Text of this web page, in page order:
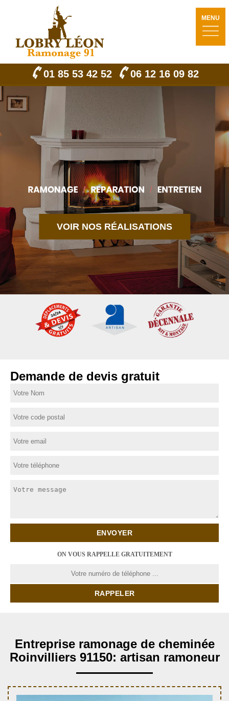
MENU
01 85 53 42 52 06 12 16 09 82
VOIR NOS RÉALISATIONS
Demande de devis gratuit
ON VOUS RAPPELLE GRATUITEMENT
Entreprise ramonage de cheminée
Roinvilliers 91150: artisan ramoneur